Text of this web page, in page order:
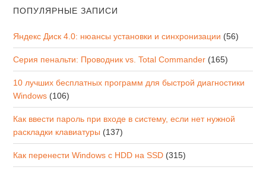
ПОПУЛЯРНЫЕ ЗАПИСИ
Яндекс Диск 4.0: нюансы установки и синхронизации (56)
Серия пенальти: Проводник vs. Total Commander (165)
10 лучших бесплатных программ для быстрой диагностики
Windows (106)
Как ввести пароль при входе в систему, если нет нужной
раскладки клавиатуры (137)
Как перенести Windows с HDD на SSD (315)